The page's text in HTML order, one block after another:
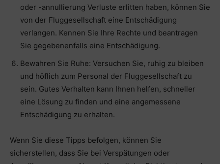
oder -annullierung Verluste erlitten haben, können Sie
von der Fluggesellschaft eine Entschädigung
verlangen. Kennen Sie Ihre Rechte und beantragen
Sie gegebenenfalls eine Entschädigung.
Bewahren Sie Ruhe: Versuchen Sie, ruhig zu bleiben
und höflich zum Personal der Fluggesellschaft zu
sein. Gutes Verhalten kann Ihnen helfen, schneller
eine Lösung zu finden und eine angemessene
Entschädigung zu erhalten.
Wenn Sie diese Tipps befolgen, können Sie
sicherstellen, dass Sie bei Verspätungen oder